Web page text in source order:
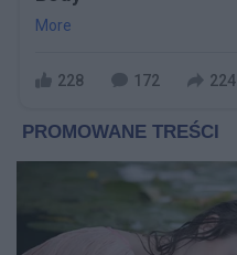
More
228 172 224